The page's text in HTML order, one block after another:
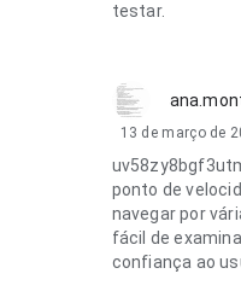
testar.
13 de março de
ponto de
navegar por
fácil de
confiança ao